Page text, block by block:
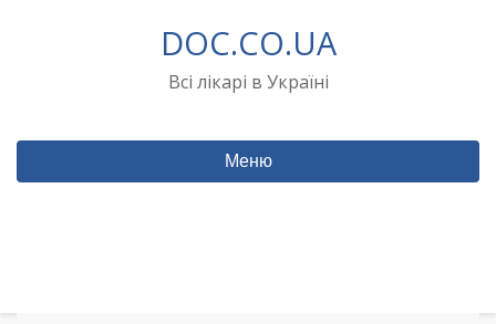
DOC.CO.UA
Всі лікарі в Україні
Меню